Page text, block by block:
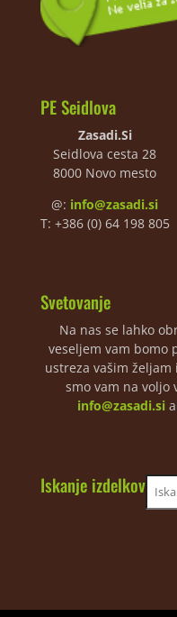
PE Seidlova
Zasadi.Si
Seidlova cesta 28
8000 Novo mesto
@: info@zasadi.si
T: +386 (0) 64 198 805
Svetovanje
Na nas se lahko
veseljem vam bomo
ustreza vašim
smo vam na voljo
info@zasadi.si
Iskanje izdelkov